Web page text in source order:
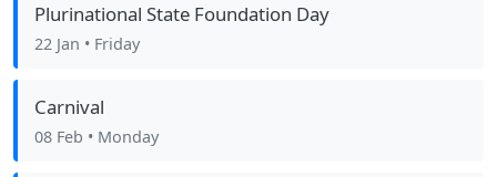
Plurinational State Foundation Day
22 Jan • Friday
Carnival
08 Feb • Monday